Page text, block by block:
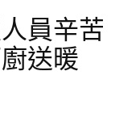
員辛苦
送暖